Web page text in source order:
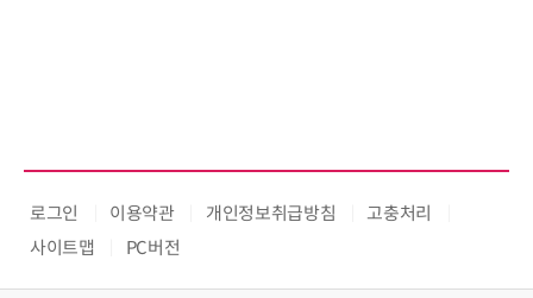
로그인 이용약관 개인정보취급방침
고충처리
사이트맵
PC버전